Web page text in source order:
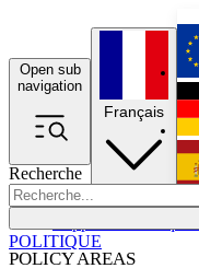
Open sub
navigation
Recherche
POLICY AREAS
Français
POLITIQUE